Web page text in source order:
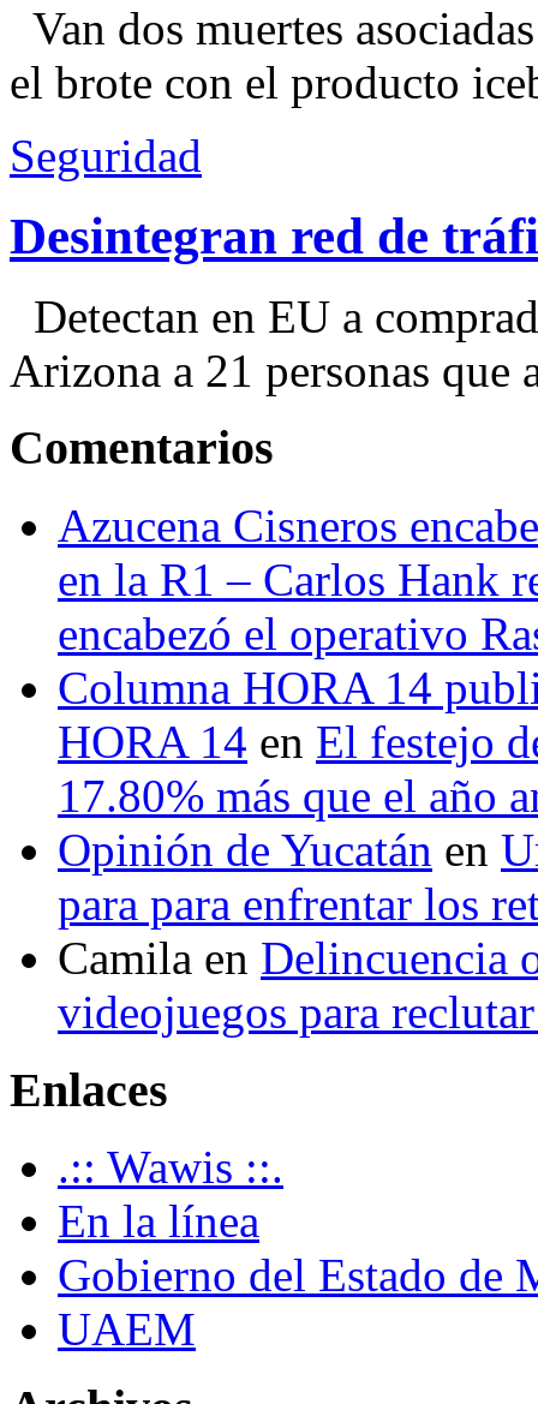
Van dos muertes
el brote con el producto
Seguridad
Desintegran red de
Detectan en EU a
Arizona a 21 personas que
Comentarios
Azucena Cisneros
en la R1 – Carlos Hank
encabezó el operativo
Columna HORA 14
HORA 14 en El festejo
17.80% más que el año
Opinión de Yucatán en
para para enfrentar los
Camila en Delincuencia
videojuegos para
Enlaces
.:: Wawis ::.
En la línea
Gobierno del Estado de
UAEM